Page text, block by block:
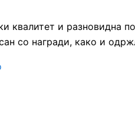
квалитет и разновидна
со награди, како и